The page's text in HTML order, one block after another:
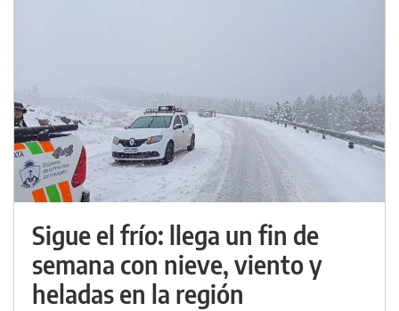
Sigue el frío: llega un fin de
semana con nieve, viento y
heladas en la región